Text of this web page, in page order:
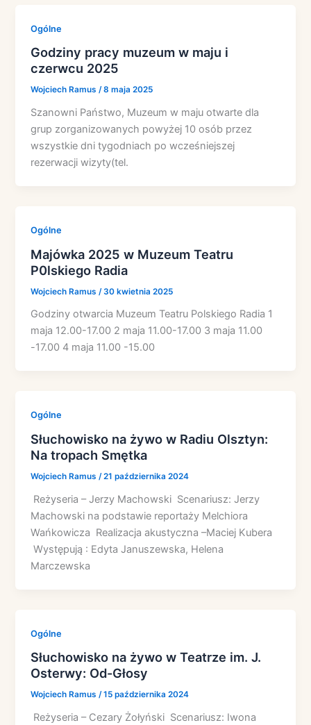
Ogólne
Godziny pracy muzeum w maju i
czerwcu 2025
Wojciech Ramus/8 maja 2025
Szanowni Państwo, Muzeum w maju otwarte dla
grup zorganizowanych powyżej 10 osób przez
wszystkie dni tygodniach po wcześniejszej
rezerwacji wizyty(tel.
Ogólne
Majówka 2025 w Muzeum Teatru
P0lskiego Radia
Wojciech Ramus /30 kwietnia 2025
Godziny otwarcia Muzeum Teatru Polskiego Radia 1
maja 12.00-17.00 2 maja 11.00-17.00 3 maja 11.00
-17.00 4 maja 11.00 -15.00
Ogólne
Słuchowisko na żywo w Radiu Olsztyn:
Na tropach Smętka
Wojciech Ramus/21 października 2024
Reżyseria – Jerzy Machowski Scenariusz: Jerzy
Machowski na podstawie reportaży Melchiora
Wańkowicza Realizacja akustyczna –Maciej Kubera
Występują : Edyta Januszewska, Helena
Marczewska
Ogólne
Słuchowisko na żywo w Teatrze im. J.
Osterwy: Od-Głosy
Wojciech Ramus/15 października 2024
Reżyseria – Cezary Żołyński Scenariusz: Iwona